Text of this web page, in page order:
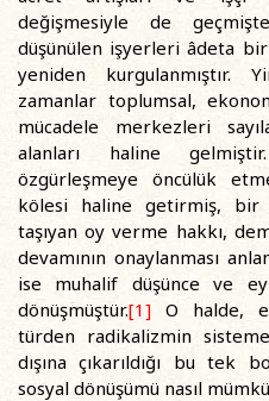
değişmesiyle de
düşünülen işyerleri âdeta
yeniden kurgulanmıştır.
zamanlar toplumsal,
mücadele merkezleri
alanları haline
özgürleşmeye öncülük
kölesi haline getirmiş,
taşıyan oy verme hakkı,
devamının onaylanması
ise muhalif düşünce ve
dönüşmüştür.[1] O halde,
türden radikalizmin
dışına çıkarıldığı bu tek
sosyal dönüşümü nasıl